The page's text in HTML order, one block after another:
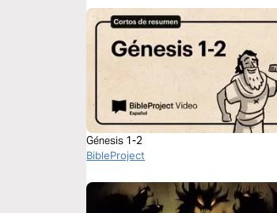
Génesis 1-2
BibleProject